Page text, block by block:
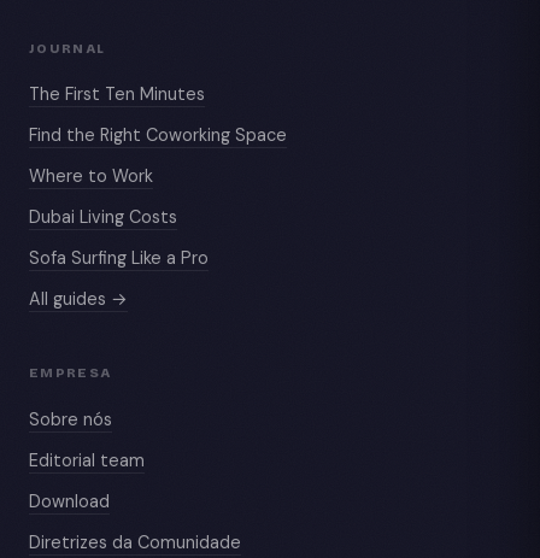
JOURNAL
The First Ten Minutes
Find the Right Coworking Space
Where to Work
Dubai Living Costs
Sofa Surfing Like a Pro
All guides →
EMPRESA
Sobre nós
Editorial team
Download
Diretrizes da Comunidade